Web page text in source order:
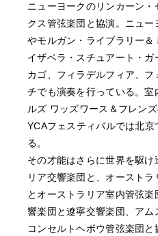
ニューヨークのリンカーン
クス管弦楽団と協演。ニュ
やモルガン・ライブラリー
イザベラ・スチュアート・
カゴ、フィラデルフィア、
チでも演奏を行っている。
ルズ ワッズワース＆フレン
YCAフェスティバルでは北
る。
その才能はさらに世界を駆け
リア交響楽団と、オースト
とオーストラリア室内管弦
響楽団と遼寧交響楽団、アム
コンセルトヘボウ管弦楽団